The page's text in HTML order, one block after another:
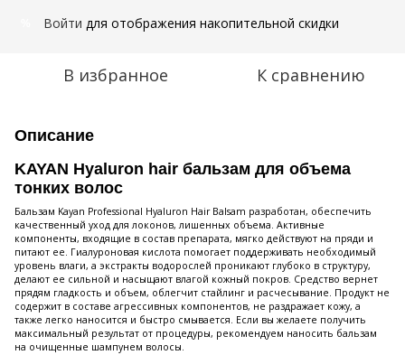
Войти для отображения накопительной скидки
В избранное К сравнению
Описание
KAYAN Hyaluron hair бальзам для объема
тонких волос
Бальзам Kayan Professional Hyaluron Hair Balsam разработан, обеспечить
качественный уход для локонов, лишенных объема. Активные
компоненты, входящие в состав препарата, мягко действуют на пряди и
питают ее. Гиалуроновая кислота помогает поддерживать необходимый
уровень влаги, а экстракты водорослей проникают глубоко в структуру,
делают ее сильной и насыщают влагой кожный покров. Средство вернет
прядям гладкость и объем, облегчит стайлинг и расчесывание. Продукт не
содержит в составе агрессивных компонентов, не раздражает кожу, а
также легко наносится и быстро смывается. Если вы желаете получить
максимальный результат от процедуры, рекомендуем наносить бальзам
на очищенные шампунем волосы.